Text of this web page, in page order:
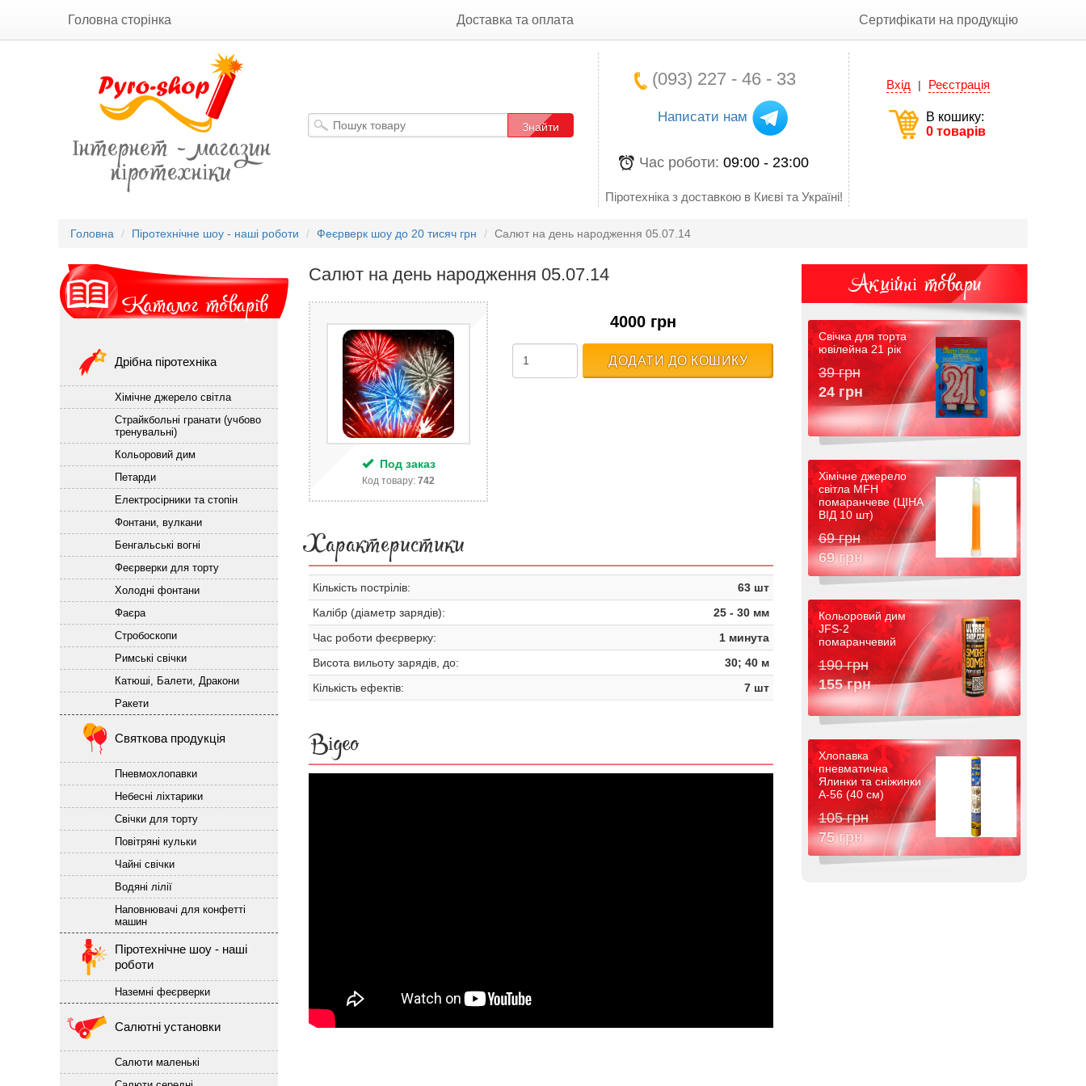
Головна сторінка Доставка та оплата Сертифікати на продукцію
Інтернет - магазин
піротехніки
Знайти
(093) 227 - 46 - 33
Написати нам
Час роботи: 09:00 - 23:00
Піротехніка з доставкою в Києві та Україні!
Вхід | Реєстрація
В кошику:
0 товарів
Головна Піротехнічне шоу - наші роботи Феєрверк шоу до 20 тисяч грн Салют на день народження 05.07.14
Каталог товарів
Дрібна піротехніка
Хімічне джерело світла
Страйкбольні гранати (учбово
тренувальні)
Кольоровий дим
Петарди
Електросірники та стопін
Фонтани, вулкани
Бенгальські вогні
Феєрверки для торту
Холодні фонтани
Фаєра
Стробоскопи
Римські свічки
Катюші, Балети, Дракони
Ракети
Святкова продукція
Пневмохлопавки
Небесні ліхтарики
Свічки для торту
Повітряні кульки
Чайні свічки
Водяні лілії
Наповнювачі для конфетті
машин
Піротехнічне шоу - наші
роботи
Наземні феєрверки
Салютні установки
Салюти маленькі
Салют на день народження 05.07.14
Под заказ
Код товару:742
4000 грн
ДОДАТИ ДО КОШИКУ
Характеристики
Кількість пострілів:
63 шт
Калібр (діаметр зарядів):
25 - 30 мм
Час роботи феєрверку:
1 минута
Висота вильоту зарядів, до:
30; 40 м
Кількість ефектів:
7 шт
Відео
Акційні товари
Свічка для торта
ювілейна 21 рік
39 грн
24 грн
Хімічне джерело
світла MFH
помаранчеве (ЦІНА
ВІД 10 шт)
69 грн
69 грн
Кольоровий дим
JFS-2
помаранчевий
190 грн
155 грн
Хлопавка
пневматична
Ялинки та сніжинки
A-56 (40 см)
105 грн
75 грн